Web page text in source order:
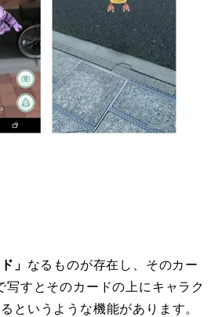
」 なるものが存在し、そのカー
写すとそのカードの上にキャラク
というような機能があります。